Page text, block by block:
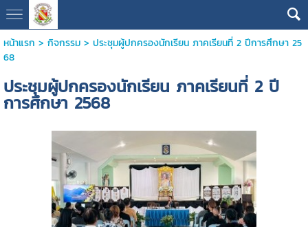
หน้าแรก > กิจกรรม> ประชุมผู้ปกครองนักเรียน ภาคเรียนที่ 2 ปีการศึกษา 25
68
ประชุมผู้ปกครองนักเรียน ภาคเรียนที่ 2 ปี
การศึกษา 2568